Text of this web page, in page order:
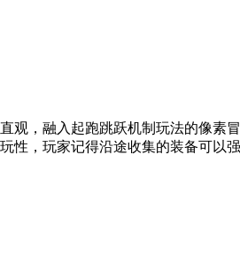
观，融入起跑跳跃机制玩法的像素
，玩家记得沿途收集的装备可以